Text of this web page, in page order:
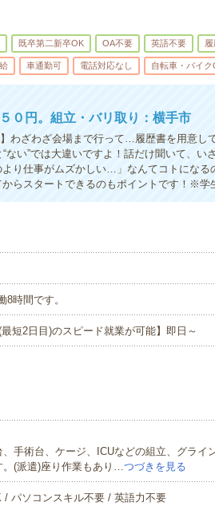
既卒第二新卒OK OA不要 英語不要
車通勤可 電話対応なし 自転車・バイク
０円。組立・バリ取り：横手市
わざわざ会場まで行って…履歴書を用意し
ない”では大違いですよ！話だけ聞いて、い
り仕事がムズかしい…」なんてコトになる
らスタートできるのもポイントです！※学
時間です。
短2日目)のスピード就業が可能】即日～
手術台、ケージ、ICUなどの組立、グライ
。(派遣)座り作業もあり…つづきを見る
パソコンスキル不要 / 英語力不要